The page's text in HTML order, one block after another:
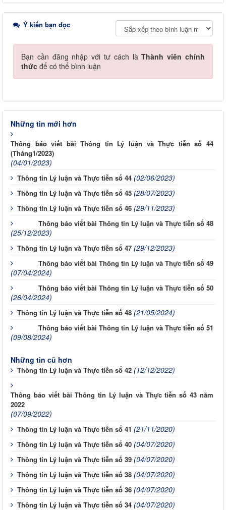
Ý kiến bạn đọc
Bạn cần đăng nhập với tư cách làThành viên chính
thức để có thể bình luận
Những tin mới hơn
Thông báo viết bài Thông tin Lý luận và Thực tiễn số 44
(Tháng1/2023)
(04/01/2023)
Thông tin Lý luận và Thực tiễn số 44 (02/06/2023)
Thông tin Lý luận và Thực tiễn số 45 (28/07/2023)
Thông tin Lý luận và Thực tiễn số 46 (29/11/2023)
Thông báo viết bài Thông tin Lý luận và Thực tiễn số 48
(25/12/2023)
Thông tin Lý luận và Thực tiễn số 47 (29/12/2023)
Thông báo viết bài Thông tin Lý luận và Thực tiễn số 49
(07/04/2024)
Thông báo viết bài Thông tin Lý luận và Thực tiễn số 50
(26/04/2024)
Thông tin Lý luận và Thực tiễn số 48 (21/05/2024)
Thông báo viết bài Thông tin Lý luận và Thực tiễn số 51
(09/08/2024)
Những tin cũ hơn
Thông tin Lý luận và Thực tiễn số 42 (12/12/2022)
Thông báo viết bài Thông tin Lý luận và Thực tiễn số 43 năm
2022
(07/09/2022)
Thông tin Lý luận và Thực tiễn số 41 (21/11/2020)
Thông tin Lý luận và Thực tiễn số 40 (04/07/2020)
Thông tin Lý luận và Thực tiễn số 39 (04/07/2020)
Thông tin Lý luận và Thực tiễn số 38 (04/07/2020)
Thông tin Lý luận và Thực tiễn số 36 (04/07/2020)
Thông tin Lý luận và Thực tiễn số 34 (04/07/2020)